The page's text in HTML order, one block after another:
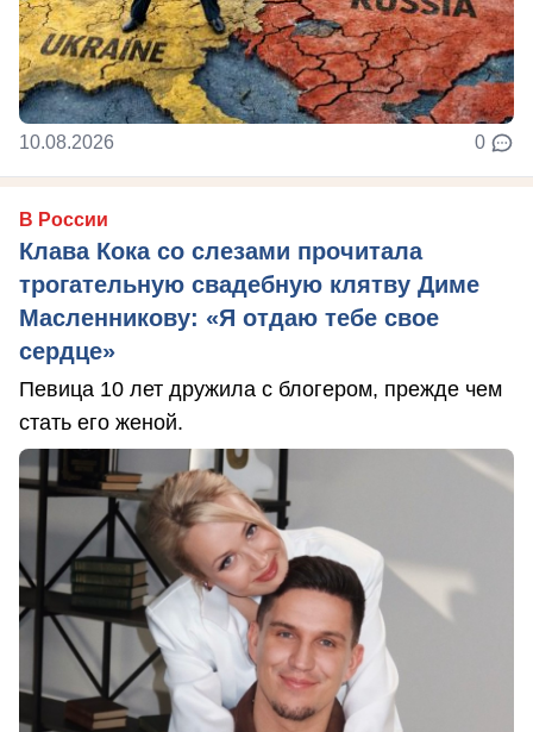
10.08.2026 0
В России
Клава Кока со слезами прочитала
трогательную свадебную клятву Диме
Масленникову: «Я отдаю тебе свое
сердце»
Певица 10 лет дружила с блогером, прежде чем
стать его женой.